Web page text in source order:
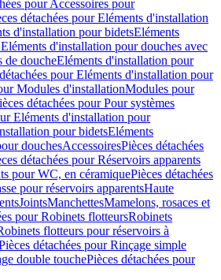
pour Accessoires pour
détachées pour Eléments d'installation
d'installation pour bidetsEléments
d'installation pour douches avec
de doucheEléments d'installation pour
pour Eléments d'installation pour
Modules d'installationModules pour
détachées pour Pour systèmes
Eléments d'installation pour
pour bidetsEléments
douchesAccessoiresPièces détachées
détachées pour Réservoirs apparents
pour WC, en céramiquePièces détachées
pour réservoirs apparentsHaute
JointsManchettesMamelons, rosaces et
pour Robinets flotteursRobinets
flotteurs pour réservoirs à
détachées pour Rinçage simple
double touchePièces détachées pour